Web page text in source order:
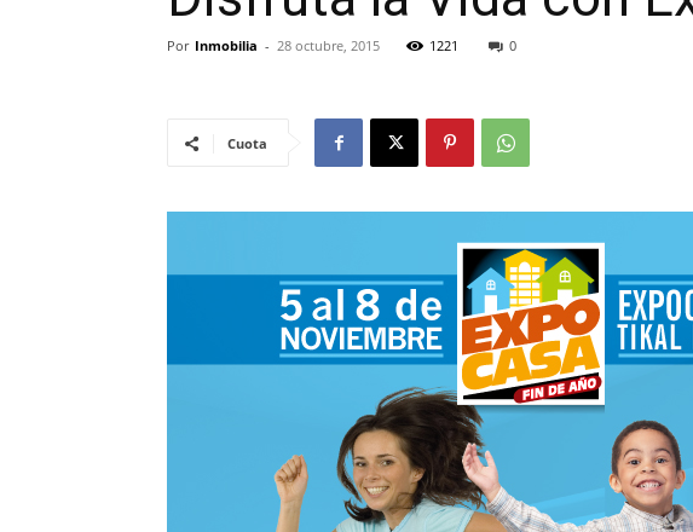
Por Inmobilia - 28 octubre, 2015 1221 0
Cuota